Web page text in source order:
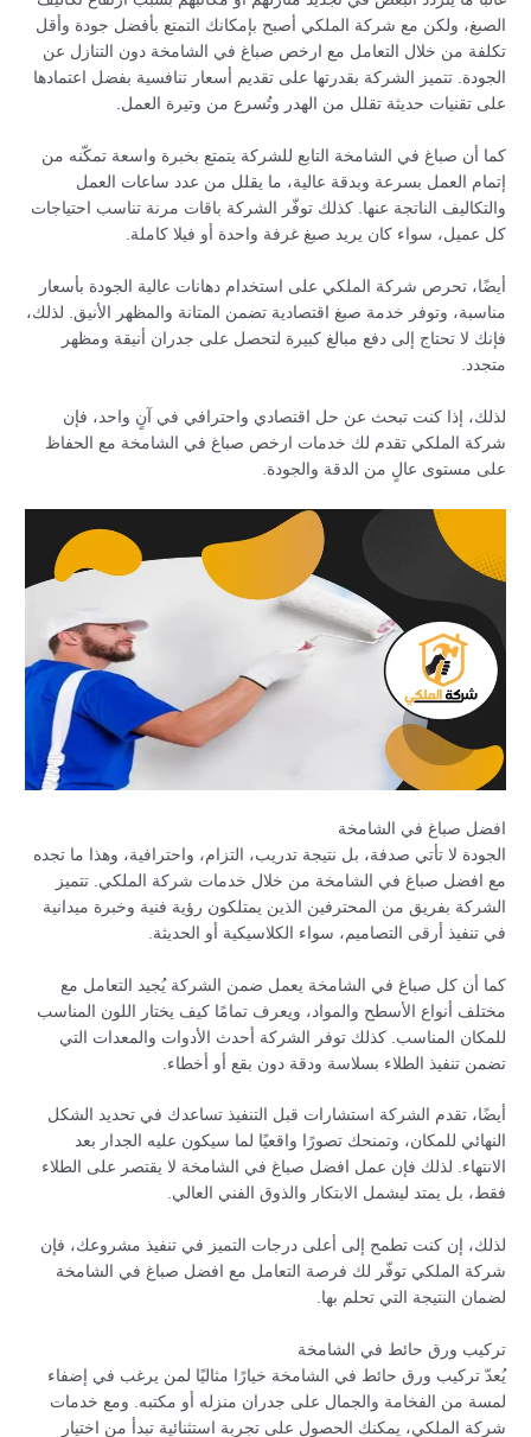
الصبغ، ولكن مع شركة الملكي أصبح بإمكانك التمتع بأفضل جودة وأقل
تكلفة من خلال التعامل مع ارخص صباغ في الشامخة دون التنازل عن
الجودة. تتميز الشركة بقدرتها على تقديم أسعار تنافسية بفضل اعتمادها
على تقنيات حديثة تقلل من الهدر وتُسرع من وتيرة العمل.
كما أن صباغ في الشامخة التابع للشركة يتمتع بخبرة واسعة تمكّنه من
إتمام العمل بسرعة وبدقة عالية، ما يقلل من عدد ساعات العمل
والتكاليف الناتجة عنها. كذلك توفّر الشركة باقات مرنة تناسب احتياجات
كل عميل، سواء كان يريد صبغ غرفة واحدة أو فيلا كاملة.
أيضًا، تحرص شركة الملكي على استخدام دهانات عالية الجودة بأسعار
مناسبة، وتوفر خدمة صبغ اقتصادية تضمن المتانة والمظهر الأنيق. لذلك،
فإنك لا تحتاج إلى دفع مبالغ كبيرة لتحصل على جدران أنيقة ومظهر
متجدد.
لذلك، إذا كنت تبحث عن حل اقتصادي واحترافي في آنٍ واحد، فإن
شركة الملكي تقدم لك خدمات ارخص صباغ في الشامخة مع الحفاظ
على مستوى عالٍ من الدقة والجودة.
افضل صباغ في الشامخة
الجودة لا تأتي صدفة، بل نتيجة تدريب، التزام، واحترافية، وهذا ما تجده
مع افضل صباغ في الشامخة من خلال خدمات شركة الملكي. تتميز
الشركة بفريق من المحترفين الذين يمتلكون رؤية فنية وخبرة ميدانية
في تنفيذ أرقى التصاميم، سواء الكلاسيكية أو الحديثة.
كما أن كل صباغ في الشامخة يعمل ضمن الشركة يُجيد التعامل مع
مختلف أنواع الأسطح والمواد، ويعرف تمامًا كيف يختار اللون المناسب
للمكان المناسب. كذلك توفر الشركة أحدث الأدوات والمعدات التي
تضمن تنفيذ الطلاء بسلاسة ودقة دون بقع أو أخطاء.
أيضًا، تقدم الشركة استشارات قبل التنفيذ تساعدك في تحديد الشكل
النهائي للمكان، وتمنحك تصورًا واقعيًا لما سيكون عليه الجدار بعد
الانتهاء. لذلك فإن عمل افضل صباغ في الشامخة لا يقتصر على الطلاء
فقط، بل يمتد ليشمل الابتكار والذوق الفني العالي.
لذلك، إن كنت تطمح إلى أعلى درجات التميز في تنفيذ مشروعك، فإن
شركة الملكي توفّر لك فرصة التعامل مع افضل صباغ في الشامخة
لضمان النتيجة التي تحلم بها.
تركيب ورق حائط في الشامخة
يُعدّ تركيب ورق حائط في الشامخة خيارًا مثاليًا لمن يرغب في إضفاء
لمسة من الفخامة والجمال على جدران منزله أو مكتبه. ومع خدمات
شركة الملكي، يمكنك الحصول على تجربة استثنائية تبدأ من اختيار